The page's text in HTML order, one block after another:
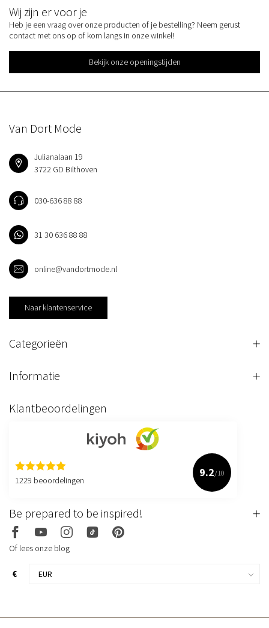
Wij zijn er voor je
Heb je een vraag over onze producten of je bestelling? Neem gerust
contact met ons op of kom langs in onze winkel!
Bekijk onze openingstijden
Van Dort Mode
Julianalaan 19
3722 GD Bilthoven
030-636 88 88
31 30 636 88 88
online@vandortmode.nl
Naar klantenservice
Categorieën
Informatie
Klantbeoordelingen
1229 beoordelingen
9.2/10
Be prepared to be inspired!
Of lees onze blog
€